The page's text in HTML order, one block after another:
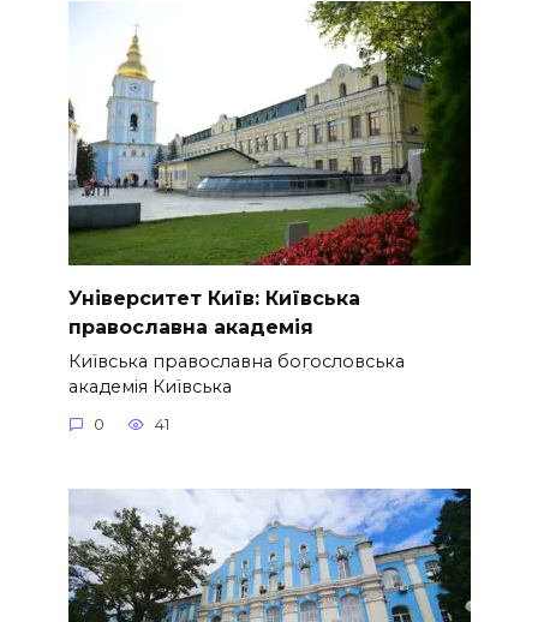
Університет Київ: Київська
православна академія
Київська православна богословська
академія Київська
0 41